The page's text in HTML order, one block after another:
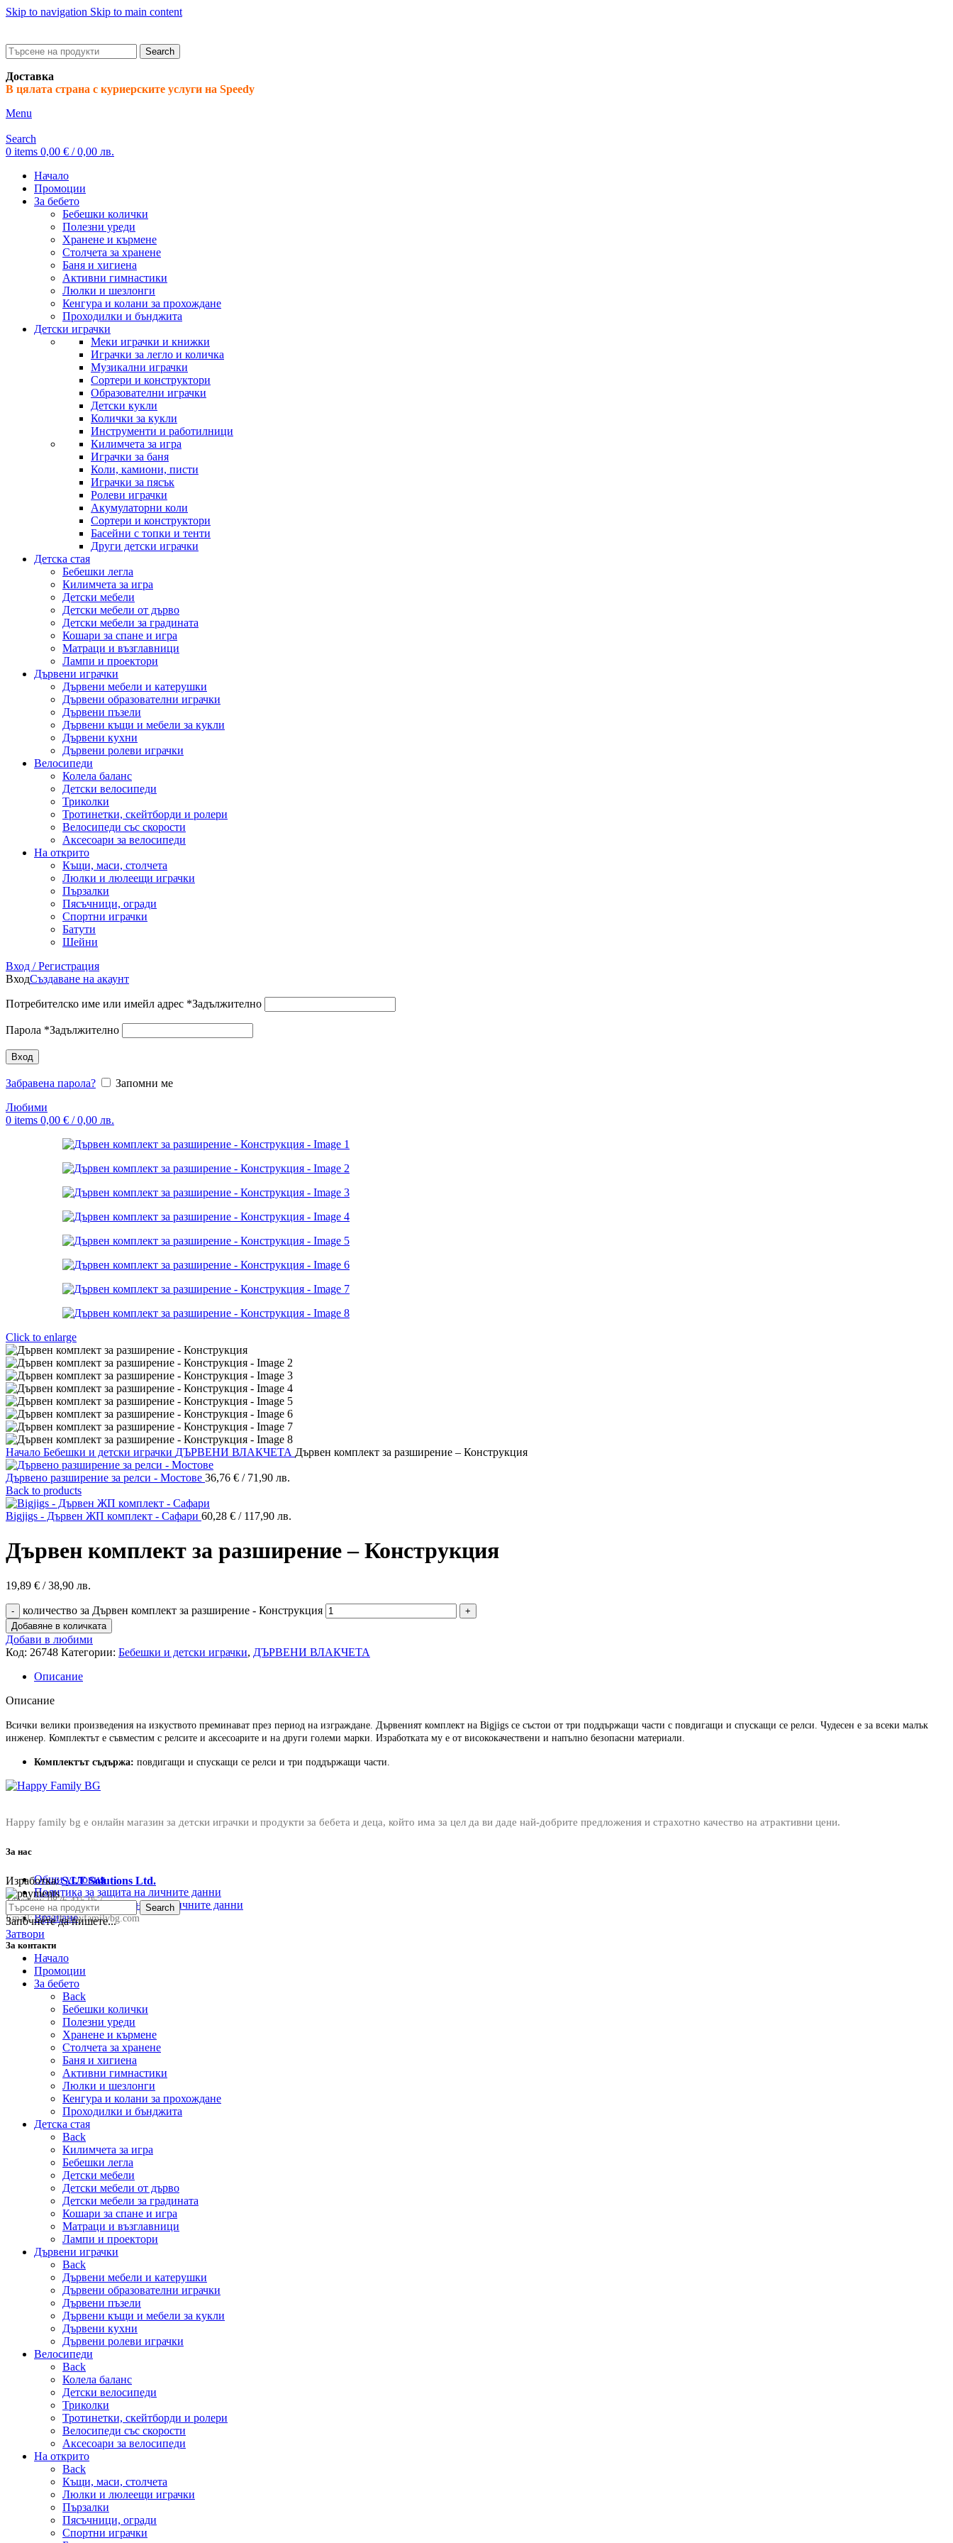
Skip to navigation Skip to main content
Search
Доставка
В цялата страна с куриерските услуги на Speedy
Menu
Search
0 items 0,00 € / 0,00 лв.
Начало
Промоции
За бебето
Бебешки колички
Полезни уреди
Хранене и кърмене
Столчета за хранене
Баня и хигиена
Активни гимнастики
Люлки и шезлонги
Кенгура и колани за прохождане
Проходилки и бънджита
Детски играчки
Меки играчки и книжки
Играчки за легло и количка
Музикални играчки
Сортери и конструктори
Образователни играчки
Детски кукли
Колички за кукли
Инструменти и работилници
Килимчета за игра
Играчки за баня
Коли, камиони, писти
Играчки за пясък
Ролеви играчки
Акумулаторни коли
Сортери и конструктори
Басейни с топки и тенти
Други детски играчки
Детска стая
Бебешки легла
Килимчета за игра
Детски мебели
Детски мебели от дърво
Детски мебели за градината
Кошари за спане и игра
Матраци и възглавници
Лампи и проектори
Дървени играчки
Дървени мебели и катерушки
Дървени образователни играчки
Дървени пъзели
Дървени къщи и мебели за кукли
Дървени кухни
Дървени ролеви играчки
Велосипеди
Колела баланс
Детски велосипеди
Триколки
Тротинетки, скейтборди и ролери
Велосипеди със скорости
Аксесоари за велосипеди
На открито
Къщи, маси, столчета
Люлки и люлеещи играчки
Пързалки
Пясъчници, огради
Спортни играчки
Батути
Шейни
Вход / Регистрация
ВходСъздаване на акаунт
Потребителско име или имейл адрес *Задължително
Парола *Задължително
Вход
Забравена парола?
Запомни ме
Любими
0 items 0,00 € / 0,00 лв.
Click to enlarge
Начало Бебешки и детски играчки ДЪРВЕНИ ВЛАКЧЕТА Дървен комплект за разширение – Конструкция
Дървено разширение за релси - Мостове 36,76 € / 71,90 лв.
Back to products
Bigjigs - Дървен ЖП комплект - Сафари 60,28 € / 117,90 лв.
Дървен комплект за разширение – Конструкция
19,89 € / 38,90 лв.
количество за Дървен комплект за разширение - Конструкция
Добавяне в количката
Добави в любими
Код: 26748 Категории: Бебешки и детски играчки, ДЪРВЕНИ ВЛАКЧЕТА
Описание
Описание
Всички велики произведения на изкуството преминават през период на изграждане. Дървеният комплект на Bigjigs се състои от три поддържащи части с повдигащи и спускащи се релси. Чудесен е за всеки малък
инженер. Комплектът е съвместим с релсите и аксесоарите и на други големи марки. Изработката му е от висококачествени и напълно безопасни материали.
Комплектът съдържа: повдигащи и спускащи се релси и три поддържащи части.
Happy family bg е онлайн магазин за детски играчки и продукти за бебета и деца, който има за цел да ви даде най-добрите предложения и страхотно качество на атрактивни цени.
За нас
Общи условия
Политика за защита на личните данни
Политика за съхранение на личните данни
Връщане
За контакти
Телефон:0876 415 057
Email:sale@happyfamilybg.com
Изработка:S.I.T Solutions Ltd.
Search
Започнете да пишете...
Затвори
Начало
Промоции
За бебето
Back
Бебешки колички
Полезни уреди
Хранене и кърмене
Столчета за хранене
Баня и хигиена
Активни гимнастики
Люлки и шезлонги
Кенгура и колани за прохождане
Проходилки и бънджита
Детска стая
Back
Килимчета за игра
Бебешки легла
Детски мебели
Детски мебели от дърво
Детски мебели за градината
Кошари за спане и игра
Матраци и възглавници
Лампи и проектори
Дървени играчки
Back
Дървени мебели и катерушки
Дървени образователни играчки
Дървени пъзели
Дървени къщи и мебели за кукли
Дървени кухни
Дървени ролеви играчки
Велосипеди
Back
Колела баланс
Детски велосипеди
Триколки
Тротинетки, скейтборди и ролери
Велосипеди със скорости
Аксесоари за велосипеди
На открито
Back
Къщи, маси, столчета
Люлки и люлеещи играчки
Пързалки
Пясъчници, огради
Спортни играчки